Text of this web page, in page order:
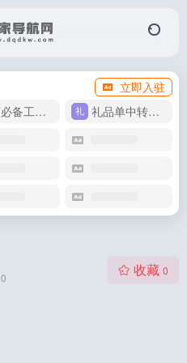
立即入驻
开店必备工具箱
礼品单中转同步单
0 收藏 0